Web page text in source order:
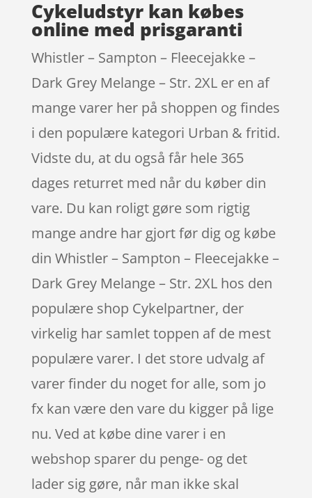
Cykeludstyr kan købes
online med prisgaranti
Whistler – Sampton – Fleecejakke –
Dark Grey Melange – Str. 2XL er en af
mange varer her på shoppen og findes
i den populære kategori Urban & fritid.
Vidste du, at du også får hele 365
dages returret med når du køber din
vare. Du kan roligt gøre som rigtig
mange andre har gjort før dig og købe
din Whistler – Sampton – Fleecejakke –
Dark Grey Melange – Str. 2XL hos den
populære shop Cykelpartner, der
virkelig har samlet toppen af de mest
populære varer. I det store udvalg af
varer finder du noget for alle, som jo
fx kan være den vare du kigger på lige
nu. Ved at købe dine varer i en
webshop sparer du penge- og det
lader sig gøre, når man ikke skal